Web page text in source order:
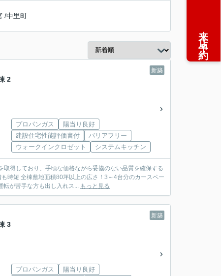
/中里町
新築
2
プロパンガス
陽当り良好
建設住宅性能評価書付
バリアフリー
ウォークインクロゼット
システムキッチン
得しており、手頃な価格ながら妥協のない品質を確保する
転が苦手な方も出し入れス... もっと見る
新築
3
プロパンガス
陽当り良好
来店予約